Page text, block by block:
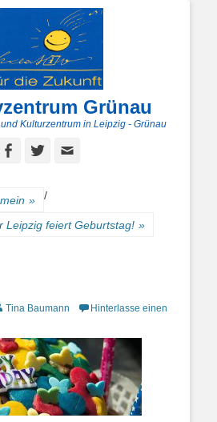
Grünau
Kulturzentrum in Leipzig - Grünau
Facebook
Twitter
» /
Leipzig feiert Geburtstag! »
Tina Baumann
Hinterlasse einen